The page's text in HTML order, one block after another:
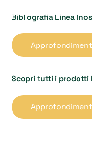
Bibliografia Linea
Scopri tutti i prodotti